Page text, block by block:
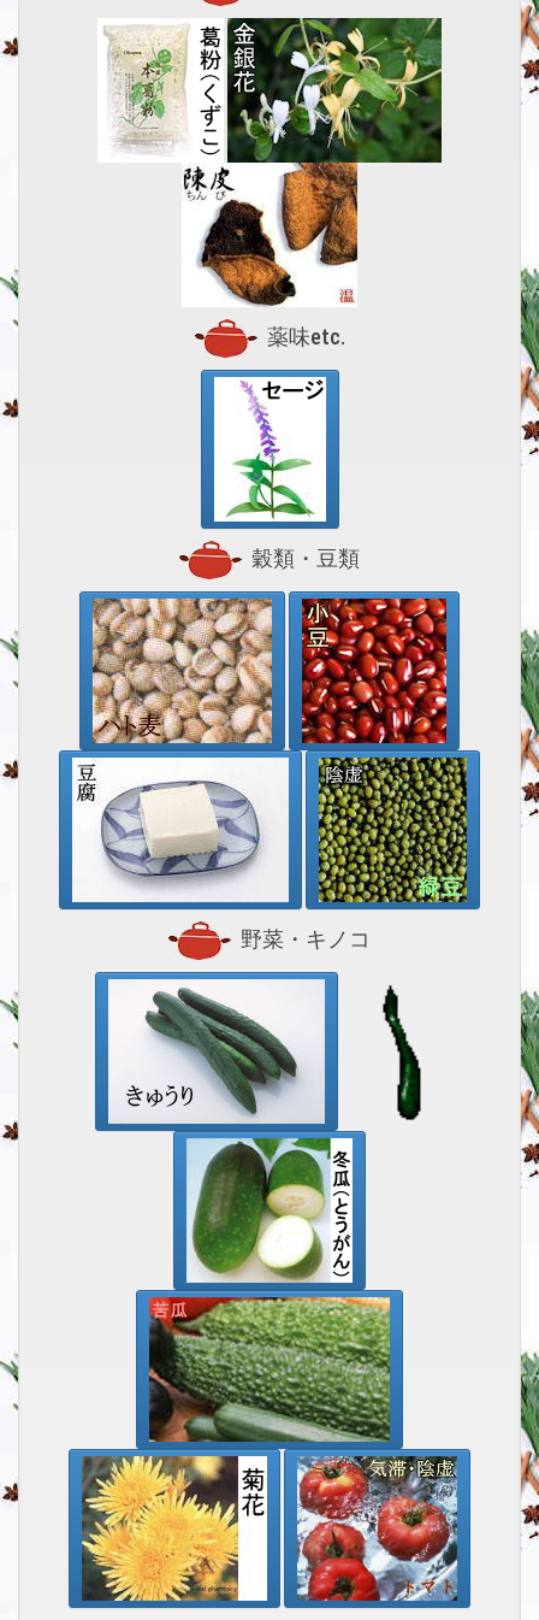
薬味etc.
穀類・豆類
野菜・キノコ